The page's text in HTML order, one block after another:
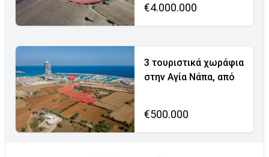
€4.000.000
3 τουριστικά χωράφια
στην Αγία Νάπα, από
€500.000